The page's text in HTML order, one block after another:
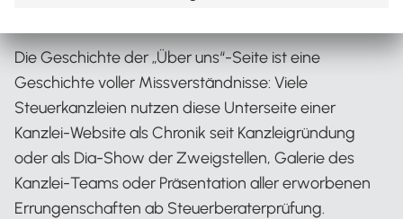
Seite als digitale Kanzlei
Die Geschichte der „Über uns“-Seite ist eine
Geschichte voller Missverständnisse: Viele
Steuerkanzleien nutzen diese Unterseite einer
Kanzlei-Website als Chronik seit Kanzleigründung
oder als Dia-Show der Zweigstellen, Galerie des
Kanzlei-Teams oder Präsentation aller erworbenen
Errungenschaften ab Steuerberaterprüfung.